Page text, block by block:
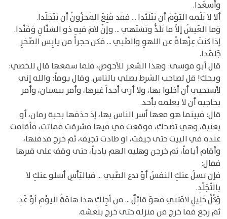
وأسعَدا.
ألا لا تَلُمه اليَوْمَ أن يَتَلَبّدا ... فقَد مُنِعَ المَحزُونُ أن يَتَجَلّدا.
وَما العَيشُ إلاّ ما تَلَذُّ وتَشتَهي ... وإنْ لامَ فيهِ ذو الشنّانِ وَفَنّدا.
إذا كنتَ عِزْهاةً عن اللهوِ والصِّبي ... فكن حجراً من يابِس الصّخرِ
جَلمَدا.
قال أبو موسى: وهذا الشعر للأحوص، فلما سمعها قال للخصي:
ويحك! قل لصاحب الشرط يصلي بالناس. وقال يوماً: والله إني
لأستحيي أن أخلوا بها، ولا أرى أحداً غيرها، وأمر ببستان، وأمر
بحاجبه أن لا يعلمه بأحد.
قال: فبينما هو معها أسر الناس بها، إذ حذفها بحبة رمان، أو
بعنبة، وهي تضحك، فوقعت في فيها فشرقت فماتت، فأقامت
عنده في البيت حتى جيفت، او طادت تجيف، ثم خرج فدفنها،
وأقام أياماً، ثم خرجن وهليه الهم بادياً، حتى وقف على قبرها
فقال:
فإن تسلُ عنكِ النفسُ أوْ تدع الصِّبي ... فباليَأسِ أسلو عنكِ لا
بالتّجَلّدِ.
وَكُلُّ خَلِيلٍ لامَتني فهوَ قائِلٌ ... من أجِلكِ هذا هامَةُ اليوْمِ أوْ غَدِ.
ثم رجع فما خرج من منزله حتى خرج بنعشه.